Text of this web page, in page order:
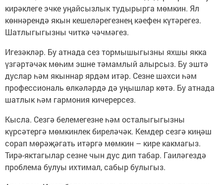
кирәклеге эчке уңайсызлык тудырырга мөмкин. Ял
көннәрендә якын кешеләрегезнең кәефен күтәрегез.
Шатлыгыгызны читкә чәчмәгез.
Игезәкләр. Бу атнада сез тормышыгызны яхшы якка
үзгәртәчәк мөһим эшне тәмамлый алырсыз. Бу эштә
дуслар һәм якыннар ярдәм итәр. Сезне шәхси һәм
профессиональ өлкәләрдә дә уңышлар көтә. Бу атнада
шатлык һәм гармония кичерерсез.
Кысла. Сезгә белемегезне һәм осталыгыгызны
күрсәтергә мөмкинлек биреләчәк. Кемдер сезгә киңәш
сорап мөрәҗәгать итәргә мөмкин – кире какмагыз.
Тирә-яктагылар сезне чын дус дип табар. Гаиләгездә
проблема булуы ихтимал, сабыр булыгыз.